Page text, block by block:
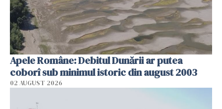
Apele Române: Debitul Dunării ar putea
coborî sub minimul istoric din august 2003
02 AUGUST 2026